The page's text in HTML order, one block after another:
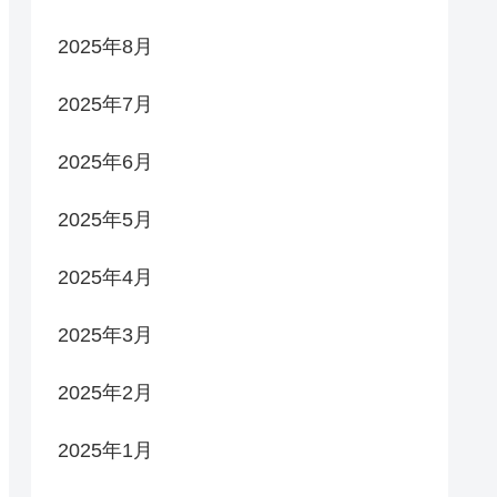
2025年8月
2025年7月
2025年6月
2025年5月
2025年4月
2025年3月
2025年2月
2025年1月